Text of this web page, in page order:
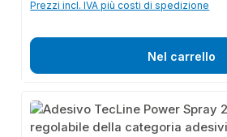
Prezzi incl. IVA più costi di spedizione
Nel carrello